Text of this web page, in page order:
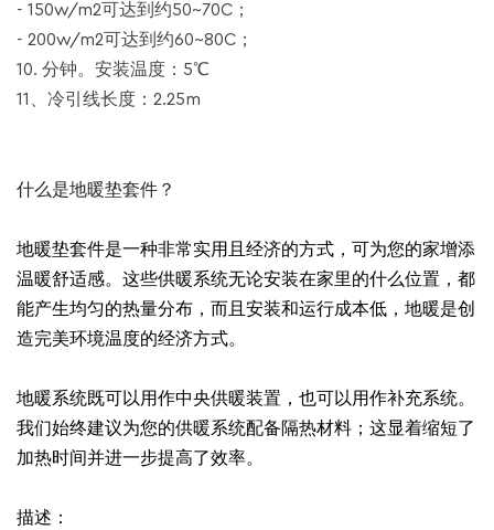
- 150w/m2可达到约50~70C；
- 200w/m2可达到约60~80C；
10. 分钟。安装温度：5℃
11、冷引线长度：2.25m
什么是地暖垫套件？
地暖垫套件是一种非常实用且经济的方式，可为您的家增添
温暖舒适感。这些供暖系统无论安装在家里的什么位置，都
能产生均匀的热量分布，而且安装和运行成本低，地暖是创
造完美环境温度的经济方式。
地暖系统既可以用作中央供暖装置，也可以用作补充系统。
我们始终建议为您的供暖系统配备隔热材料；这显着缩短了
加热时间并进一步提高了效率。
描述：